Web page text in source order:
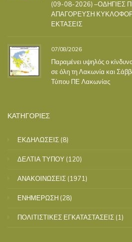
(09-08-2026) –ΟΔΗΓΙΕΣ
ΑΠΑΓΟΡΕΥΣΗ
ΕΚΤΑΣΕΙΣ
07/08/2026
Παραμένει υψηλός ο
σε όλη τη Λακωνία και
Τύπου ΠΕ Λακωνίας
ΚΑΤΗΓΟΡΙΕΣ
ΕΚΔΗΛΩΣΕΙΣ (8)
ΔΕΛΤΙΑ ΤΥΠΟΥ (120)
ΑΝΑΚΟΙΝΩΣΕΙΣ (1971)
ΕΝΗΜΕΡΩΣΗ (28)
ΠΟΛΙΤΙΣΤΙΚΕΣ ΕΓΚΑΤΑΣΤΑΣΕΙΣ (1)